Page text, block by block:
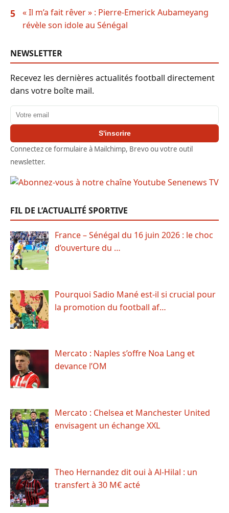
5
« Il m’a fait rêver » : Pierre-Emerick Aubameyang
révèle son idole au Sénégal
NEWSLETTER
Recevez les dernières actualités football directement
dans votre boîte mail.
Adresse email
S'inscrire
Connectez ce formulaire à Mailchimp, Brevo ou votre outil
newsletter.
FIL DE L’ACTUALITÉ SPORTIVE
France – Sénégal du 16 juin 2026 : le choc
d’ouverture du …
Pourquoi Sadio Mané est-il si crucial pour
la promotion du football af…
Mercato : Naples s’offre Noa Lang et
devance l’OM
Mercato : Chelsea et Manchester United
envisagent un échange XXL
Theo Hernandez dit oui à Al-Hilal : un
transfert à 30 M€ acté